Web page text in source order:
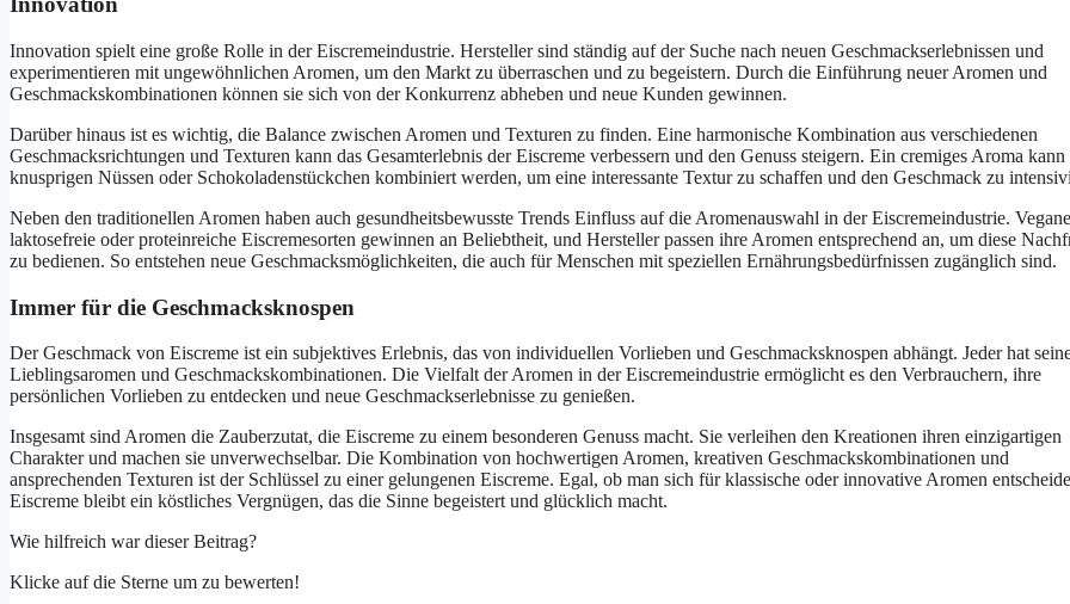
Innovation spielt eine große Rolle in der Eiscremeindustrie. Hersteller sind ständig auf der Suche nach neuen Geschmackserlebnissen und
experimentieren mit ungewöhnlichen Aromen, um den Markt zu überraschen und zu begeistern. Durch die Einführung neuer Aromen und
Geschmackskombinationen können sie sich von der Konkurrenz abheben und neue Kunden gewinnen.
Darüber hinaus ist es wichtig, die Balance zwischen Aromen und Texturen zu finden. Eine harmonische Kombination aus verschiedenen
Geschmacksrichtungen und Texturen kann das Gesamterlebnis der Eiscreme verbessern und den Genuss steigern. Ein cremiges Aroma
knusprigen Nüssen oder Schokoladenstückchen kombiniert werden, um eine interessante Textur zu schaffen und den Geschmack zu
Neben den traditionellen Aromen haben auch gesundheitsbewusste Trends Einfluss auf die Aromenauswahl in der Eiscremeindustrie.
laktosefreie oder proteinreiche Eiscremesorten gewinnen an Beliebtheit, und Hersteller passen ihre Aromen entsprechend an, um diese
zu bedienen. So entstehen neue Geschmacksmöglichkeiten, die auch für Menschen mit speziellen Ernährungsbedürfnissen zugänglich sind.
Immer für die Geschmacksknospen
Der Geschmack von Eiscreme ist ein subjektives Erlebnis, das von individuellen Vorlieben und Geschmacksknospen abhängt. Jeder hat
Lieblingsaromen und Geschmackskombinationen. Die Vielfalt der Aromen in der Eiscremeindustrie ermöglicht es den Verbrauchern, ihre
persönlichen Vorlieben zu entdecken und neue Geschmackserlebnisse zu genießen.
Insgesamt sind Aromen die Zauberzutat, die Eiscreme zu einem besonderen Genuss macht. Sie verleihen den Kreationen ihren einzigartigen
Charakter und machen sie unverwechselbar. Die Kombination von hochwertigen Aromen, kreativen Geschmackskombinationen und
ansprechenden Texturen ist der Schlüssel zu einer gelungenen Eiscreme. Egal, ob man sich für klassische oder innovative Aromen
Eiscreme bleibt ein köstliches Vergnügen, das die Sinne begeistert und glücklich macht.
Wie hilfreich war dieser Beitrag?
Klicke auf die Sterne um zu bewerten!